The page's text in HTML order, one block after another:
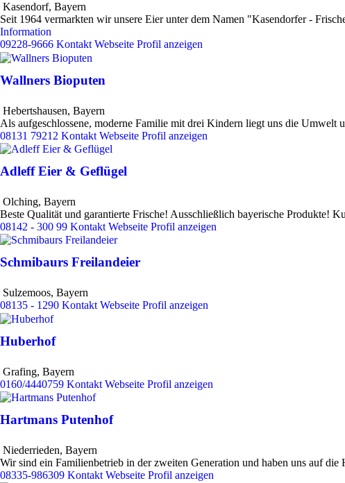
Kasendorf, Bayern
Seit 1964 vermarkten wir unsere Eier unter dem Namen "Kasendorfer -
Information
09228-9666 Kontakt Webseite Profil anzeigen
Wallners Bioputen
Hebertshausen, Bayern
Als aufgeschlossene, moderne Familie mit drei Kindern liegt uns die Umwelt
08131 79212 Kontakt Webseite Profil anzeigen
Adleff Eier & Geflügel
Olching, Bayern
Beste Qualität und garantierte Frische! Ausschließlich bayerische Produkte!
08142 - 300 99 Kontakt Webseite Profil anzeigen
Schmibaurs Freilandeier
Sulzemoos, Bayern
08135 - 1290 Kontakt Webseite Profil anzeigen
Huberhof
Grafing, Bayern
0160/4440759 Kontakt Webseite Profil anzeigen
Hartmans Putenhof
Niederrieden, Bayern
Wir sind ein Familienbetrieb in der zweiten Generation und haben uns auf
08335-986309 Kontakt Webseite Profil anzeigen